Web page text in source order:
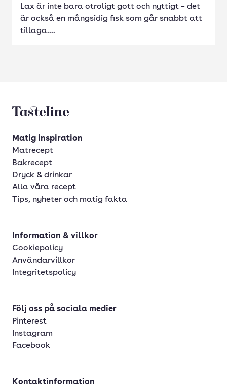
Lax är inte bara otroligt gott och nyttigt – det
är också en mångsidig fisk som går snabbt att
tillaga....
Tasteline startsida
Matig inspiration
Matrecept
Bakrecept
Dryck & drinkar
Alla våra recept
Tips, nyheter och matig fakta
Information & villkor
Cookiepolicy
Användarvillkor
Integritetspolicy
Följ oss på sociala medier
Pinterest
Instagram
Facebook
Kontaktinformation